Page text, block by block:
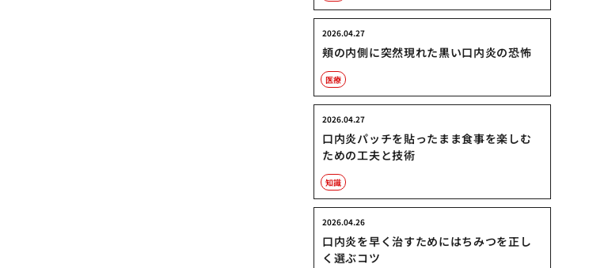
頬の内側に突然現れた黒い口内炎の恐怖
2026.04.27
医療
口内炎パッチを貼ったまま食事を楽しむ
ための工夫と技術
2026.04.27
知識
口内炎を早く治すためにはちみつを正し
く選ぶコツ
2026.04.26